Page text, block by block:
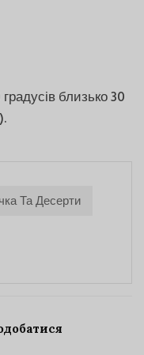
близько 30
Та Десерти